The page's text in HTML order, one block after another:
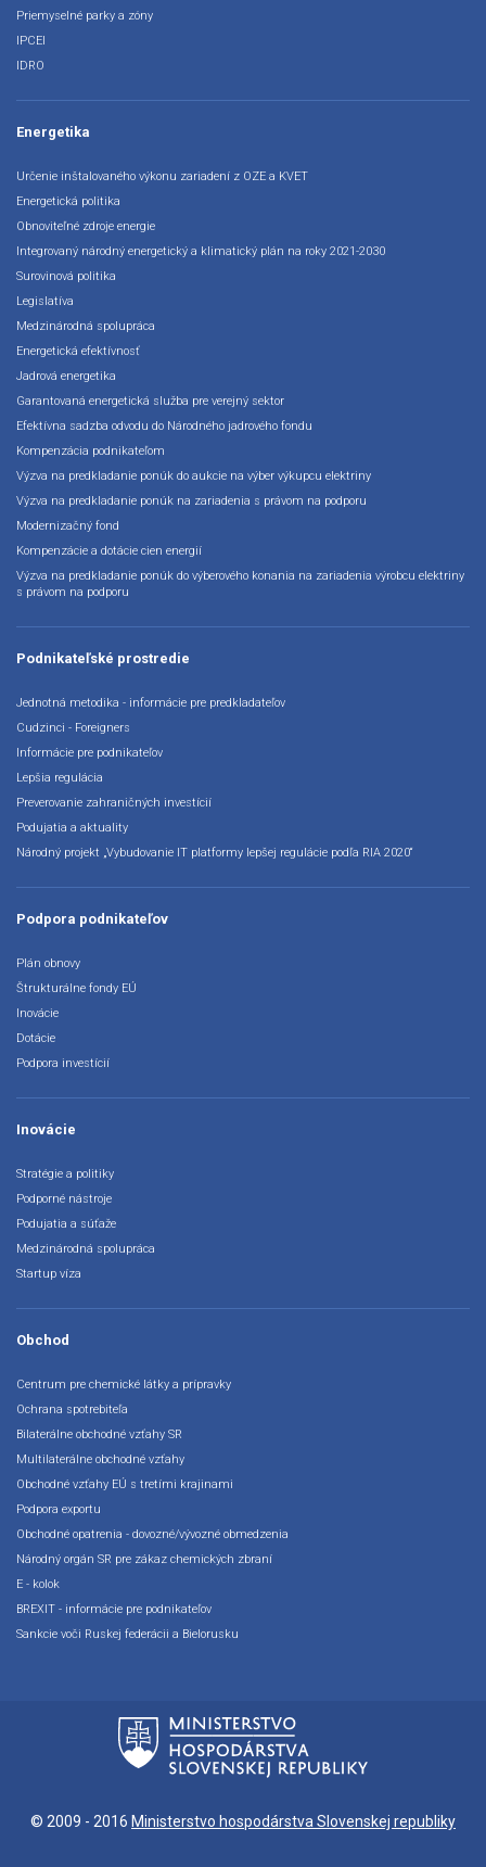
Priemyselné parky a zóny
IPCEI
IDRO
Energetika
Určenie inštalovaného výkonu zariadení z OZE a KVET
Energetická politika
Obnoviteľné zdroje energie
Integrovaný národný energetický a klimatický plán na roky 2021-2030
Surovinová politika
Legislatíva
Medzinárodná spolupráca
Energetická efektívnosť
Jadrová energetika
Garantovaná energetická služba pre verejný sektor
Efektívna sadzba odvodu do Národného jadrového fondu
Kompenzácia podnikateľom
Výzva na predkladanie ponúk do aukcie na výber výkupcu elektriny
Výzva na predkladanie ponúk na zariadenia s právom na podporu
Modernizačný fond
Kompenzácie a dotácie cien energií
Výzva na predkladanie ponúk do výberového konania na zariadenia výrobcu elektriny
s právom na podporu
Podnikateľské prostredie
Jednotná metodika - informácie pre predkladateľov
Cudzinci - Foreigners
Informácie pre podnikateľov
Lepšia regulácia
Preverovanie zahraničných investícií
Podujatia a aktuality
Národný projekt „Vybudovanie IT platformy lepšej regulácie podľa RIA 2020“
Podpora podnikateľov
Plán obnovy
Štrukturálne fondy EÚ
Inovácie
Dotácie
Podpora investícií
Inovácie
Stratégie a politiky
Podporné nástroje
Podujatia a súťaže
Medzinárodná spolupráca
Startup víza
Obchod
Centrum pre chemické látky a prípravky
Ochrana spotrebiteľa
Bilaterálne obchodné vzťahy SR
Multilaterálne obchodné vzťahy
Obchodné vzťahy EÚ s tretími krajinami
Podpora exportu
Obchodné opatrenia - dovozné/vývozné obmedzenia
Národný orgán SR pre zákaz chemických zbraní
E - kolok
BREXIT - informácie pre podnikateľov
Sankcie voči Ruskej federácii a Bielorusku
© 2009 - 2016 Ministerstvo hospodárstva Slovenskej republiky